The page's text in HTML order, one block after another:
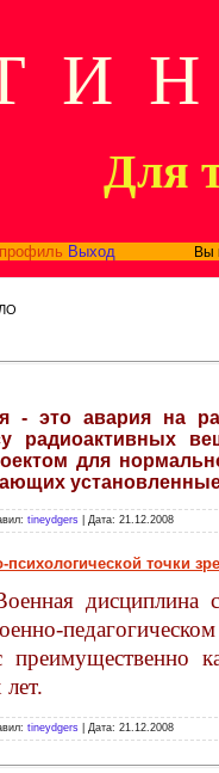
И
Для
ВыходВы
- это авария на
радиоактивных
для
tineydgers | Дата: 21.12.2008
точки
дисциплина с
tineydgers | Дата: 21.12.2008